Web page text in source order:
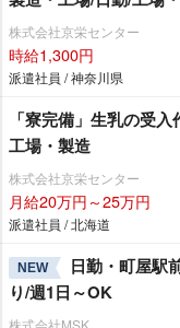
株式会社京栄センター
時給1,300円
派遣社員 / 神奈川県
「寮完備」生乳の受
工場・製造
株式会社京栄センター
月給20万円～25万円
派遣社員 / 北海道
NEW
日勤・町屋駅
り/週1日～OK
株式会社MSK